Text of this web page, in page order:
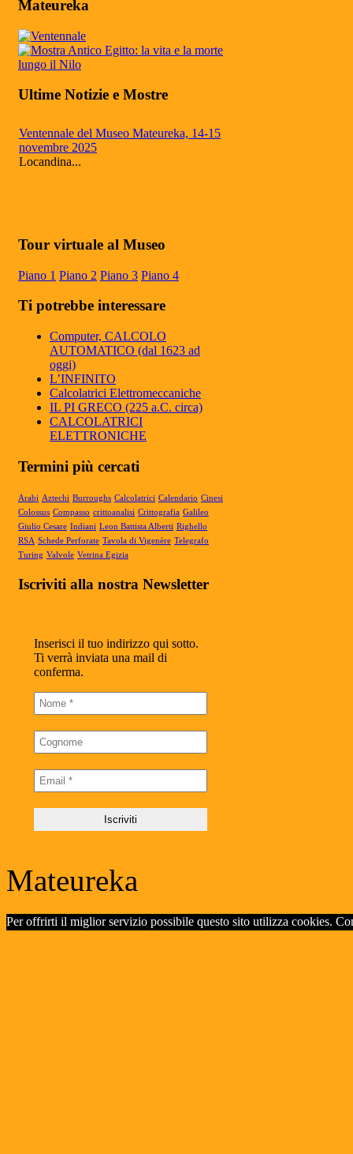
Mateureka
Ultime Notizie e Mostre
Ventennale del Museo Mateureka, 14-15
novembre 2025
Locandina...
riconosciuto fra i cinque più autorevoli in
Europa
dalla rivista UMI (Unione Matematici
Articolo RiminiIn
Articolo Geronimo maggio 2025
Articolo Geronimo, maggio 2025...
Tour virtuale al Museo
Piano 1 Piano 2 Piano 3 Piano 4
Ti potrebbe interessare
Computer, CALCOLO
AUTOMATICO (dal 1623 ad
oggi)
L’INFINITO
Calcolatrici Elettromeccaniche
IL PI GRECO (225 a.C. circa)
CALCOLATRICI
ELETTRONICHE
Termini più cercati
Arabi Aztechi Burroughs Calcolatrici Calendario Cinesi
Colossus Compasso crittoanalisi Crittografia Galileo
Giulio Cesare Indiani Leon Battista Alberti Righello
RSA Schede Perforate Tavola di Vigenère Telegrafo
Turing Valvole Vetrina Egizia
Iscriviti alla nostra Newsletter
Inserisci il tuo indirizzo qui sotto.
Ti verrà inviata una mail di
conferma.
Mateureka
Per offrirti il miglior servizio possibile questo sito utilizza cookies.